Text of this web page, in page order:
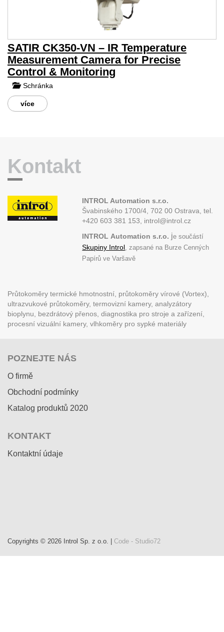
SATIR CK350-VN – IR Temperature
Measurement Camera for Precise
Control & Monitoring
Schránka
více
Kontakt
INTROL Automation s.r.o.
Švabinského 1700/4, 702 00 Ostrava,tel.
+420 603 381 153, introl@introl.cz
INTROL Automation s.r.o. je součástí
Skupiny Introl , zapsané na Burze Cenných
Papírů ve Varšavě
Průtokoměry termické hmotnostní, průtokoměry vírové (Vortex),
ultrazvukové průtokoměry, termovizní kamery, analyzátory
bioplynu, bezdrátový přenos, diagnostika pro stroje a zařízení,
procesní vizuální kamery, vlhkoměry pro sypké materiály
POZNEJTE NÁS
O firmě
Obchodní podmínky
Katalog produktů 2020
KONTAKT
Kontaktní údaje
Copyrights © 2026 Introl Sp. z o.o. | Code - Studio72